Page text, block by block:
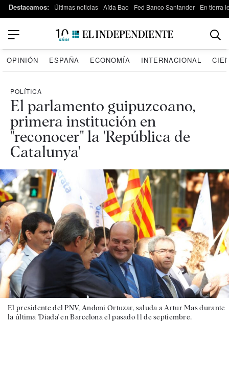
Destacamos: Últimas noticias Aída Bao Fed Banco Santander En tierra
OPINIÓN ESPAÑA ECONOMÍA INTERNACIONAL
POLÍTICA
El parlamento guipuzcoano,
primera institución en
"reconocer" la 'República de
Catalunya'
El presidente del PNV, Andoni Ortuzar, saluda a Artur Mas durante
la última 'Diada' en Barcelona el pasado 11 de septiembre.